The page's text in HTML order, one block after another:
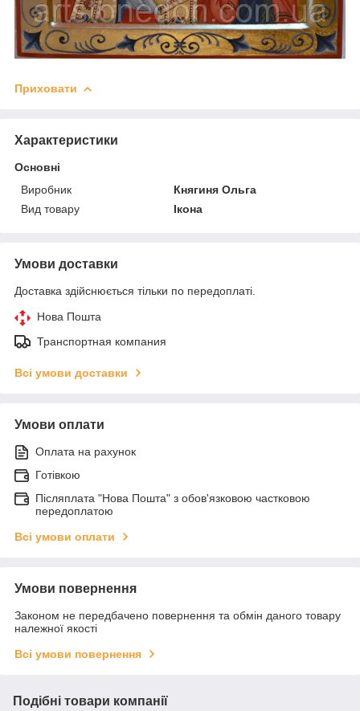
Приховати
Характеристики
Основні
Виробник
Княгиня Ольга
Вид товару
Ікона
Умови доставки
Доставка здійснюється тільки по передоплаті.
Нова Пошта
Транспортная компания
Всі умови доставки
Умови оплати
Оплата на рахунок
Готівкою
Післяплата "Нова Пошта" з обов'язковою частковою
передоплатою
Всі умови оплати
Умови повернення
Законом не передбачено повернення та обмін даного товару
належної якості
Всі умови повернення
Подібні товари компанії